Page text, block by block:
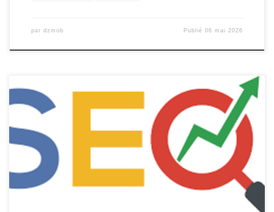
par dzmob Publié06 mai 2026
Le référencement Google naturel : clé du succès en ligne Le
référencement Google naturel : clé du succès en ligne Le
référencement naturel sur Google, également connu sous le nom
de SEO (Search Engine Optimization), est un élément essentiel
pour toute entreprise cherchant à se démarquer en ligne. En effet,
[…]